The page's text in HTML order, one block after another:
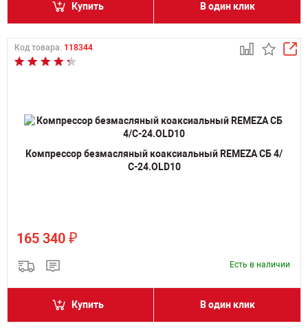
Купить В один клик
Код товара: 118344
Компрессор безмасляный коаксиальный REMEZA СБ 4/
С-24.OLD10
165 340 ₽
Есть в наличии
Купить В один клик